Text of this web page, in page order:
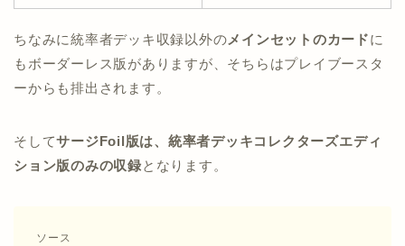
ちなみに統率者デッキ収録以外のメインセットのカードに
もボーダーレス版がありますが、そちらはプレイブースタ
ーからも排出されます。
そしてサージFoil版は、統率者デッキコレクターズエディ
ション版のみの収録となります。
ソース